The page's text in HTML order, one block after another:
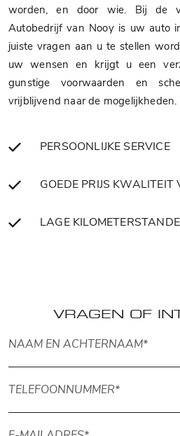
worden, en door wie. Bij de
Autobedrijf van Nooy is uw auto
juiste vragen aan u te stellen
uw wensen en krijgt u een
gunstige voorwaarden en
vrijblijvend naar de mogelijkheden.
PERSOONLIJKE SERVICE
GOEDE PRIJS KWALITEIT
LAGE
VRAGEN OF